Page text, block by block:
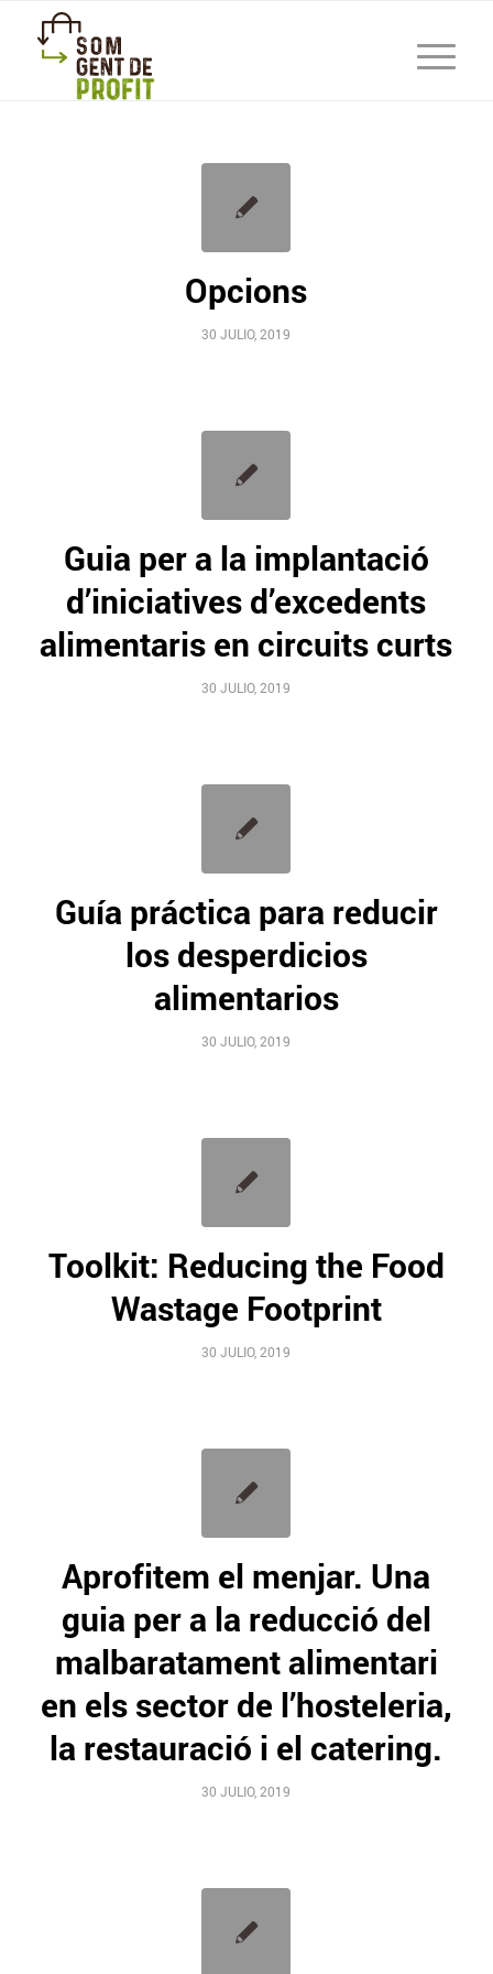
Opcions
30 JULIO, 2019
Guia per a la implantació
d’iniciatives d’excedents
alimentaris en circuits curts
30 JULIO, 2019
Guía práctica para reducir
los desperdicios
alimentarios
30 JULIO, 2019
Toolkit: Reducing the Food
Wastage Footprint
30 JULIO, 2019
Aprofitem el menjar. Una
guia per a la reducció del
malbaratament alimentari
en els sector de l’hosteleria,
la restauració i el catering.
30 JULIO, 2019